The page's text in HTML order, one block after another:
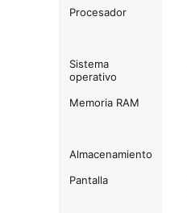
Procesador
Sistema
operativo
Memoria RAM
Almacenamiento
Pantalla